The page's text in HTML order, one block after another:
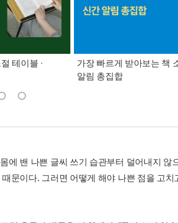
테이블 ·
가장 빠르게 받아보는 책
알림 총집합
에 밴 나쁜 글씨 쓰기 습관부터 덜어내지 않
문이다. 그러면 어떻게 해야 나쁜 점을 고치